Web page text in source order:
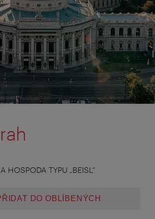
HOSPODA TYPU „BEISL“
DO OBLÍBENÝCH